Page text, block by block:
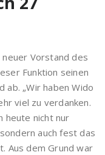
Vorstand des
Funktion seinen
ab. „Wir haben Wido
viel zu verdanken.
heute nicht nur
auch fest das
Aus dem Grund war